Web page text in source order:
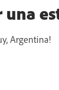
una
Argentina!